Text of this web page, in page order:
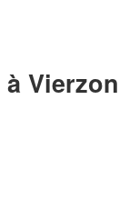
à Vierzon